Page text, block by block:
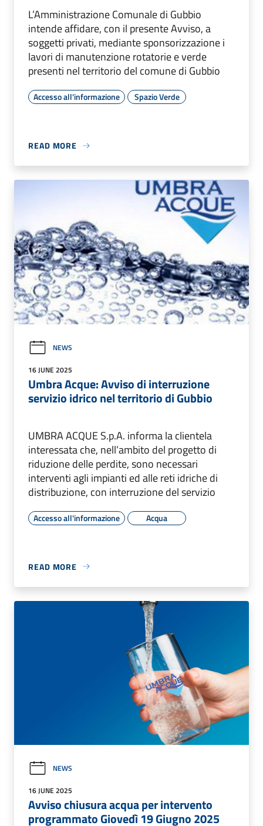
L’Amministrazione Comunale di Gubbio
intende affidare, con il presente Avviso, a
soggetti privati, mediante sponsorizzazione i
lavori di manutenzione rotatorie e verde
presenti nel territorio del comune di Gubbio
Accesso all'informazione Spazio Verde
READ MORE
NEWS
16 JUNE 2025
Umbra Acque: Avviso di interruzione
servizio idrico nel territorio di Gubbio
UMBRA ACQUE S.p.A. informa la clientela
interessata che, nell’ambito del progetto di
riduzione delle perdite, sono necessari
interventi agli impianti ed alle reti idriche di
distribuzione, con interruzione del servizio
Accesso all'informazione Acqua
READ MORE
NEWS
16 JUNE 2025
Avviso chiusura acqua per intervento
programmato Giovedì 19 Giugno 2025